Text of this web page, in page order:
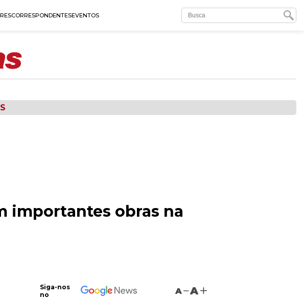
CORRESPONDENTESEVENTOS
importantes obras na
Siga-nos
no
A A